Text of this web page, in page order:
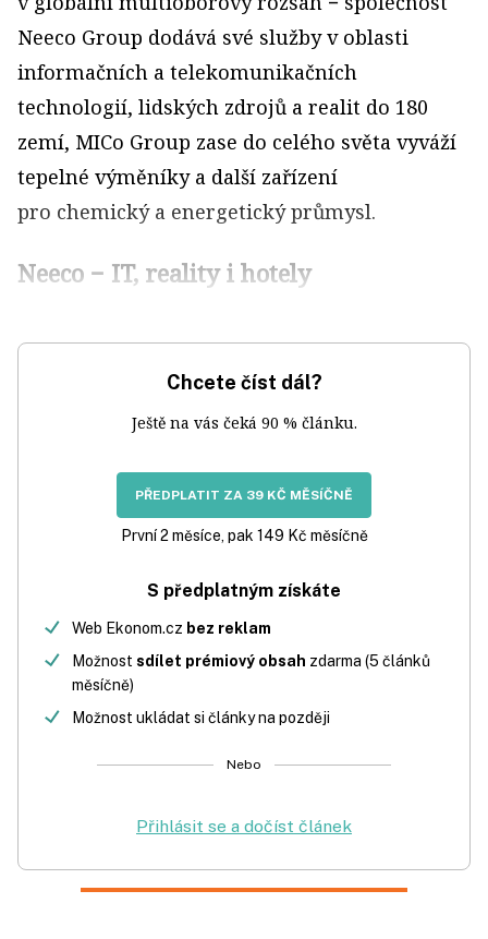
Neeco Group dodává své služby v oblasti
informačních a telekomunikačních
technologií, lidských zdrojů a realit do 180
zemí, MICo Group zase do celého světa vyváží
tepelné výměníky a další zařízení
pro chemický a energetický průmysl.
Neeco − IT, reality i hotely
Chcete číst dál?
Ještě na vás čeká 90 % článku.
PŘEDPLATIT ZA 39 KČ MĚSÍČNĚ
První 2 měsíce, pak 149 Kč měsíčně
S předplatným získáte
Web Ekonom.cz bez reklam
Možnost sdílet prémiový obsah zdarma (5 článků
měsíčně)
Možnost ukládat si články na později
Nebo
Přihlásit se a dočíst článek